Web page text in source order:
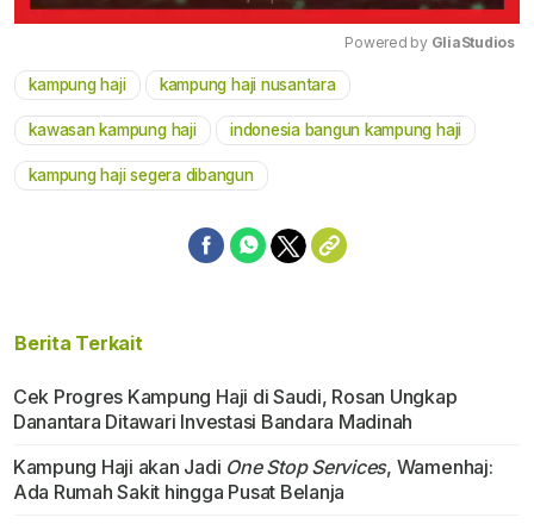
Powered by GliaStudios
kampung haji kampung haji nusantara
kawasan kampung haji indonesia bangun kampung haji
kampung haji segera dibangun
Berita Terkait
Cek Progres Kampung Haji di Saudi, Rosan Ungkap
Danantara Ditawari Investasi Bandara Madinah
Kampung Haji akan Jadi One Stop Services, Wamenhaj:
Ada Rumah Sakit hingga Pusat Belanja